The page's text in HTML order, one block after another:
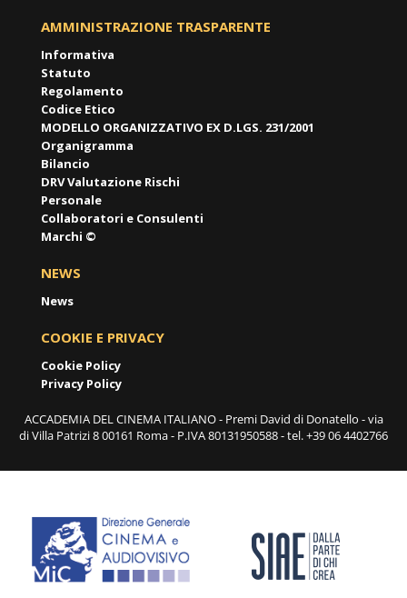
AMMINISTRAZIONE TRASPARENTE
Informativa
Statuto
Regolamento
Codice Etico
MODELLO ORGANIZZATIVO EX D.LGS. 231/2001
Organigramma
Bilancio
DRV Valutazione Rischi
Personale
Collaboratori e Consulenti
Marchi ©
NEWS
News
COOKIE E PRIVACY
Cookie Policy
Privacy Policy
ACCADEMIA DEL CINEMA ITALIANO - Premi David di Donatello - via
di Villa Patrizi 8 00161 Roma - P.IVA 80131950588 - tel. +39 06 4402766